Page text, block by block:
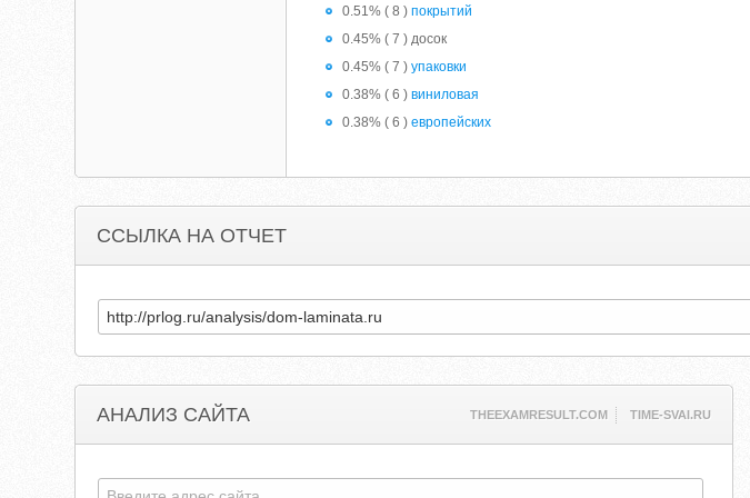
0.51% ( 8 )покрытий
0.45% ( 7 ) досок
0.45% ( 7 )упаковки
0.38% ( 6 )виниловая
0.38% ( 6 )европейских
ССЫЛКА НА ОТЧЕТ
АНАЛИЗ САЙТА THEEXAMRESULT.COM TIME-SVAI.RU